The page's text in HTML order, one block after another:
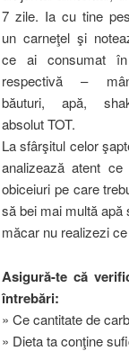
7 zile. Ia cu tine
un carneţel şi
ce ai consumat
respectivă –
băuturi, apă,
absolut TOT.
La sfârşitul celor
analizează atent
obiceiuri pe care
să bei mai multă apă
măcar nu realizezi
Asigură-te că
întrebări:
» Ce cantitate de
» Dieta ta conţine